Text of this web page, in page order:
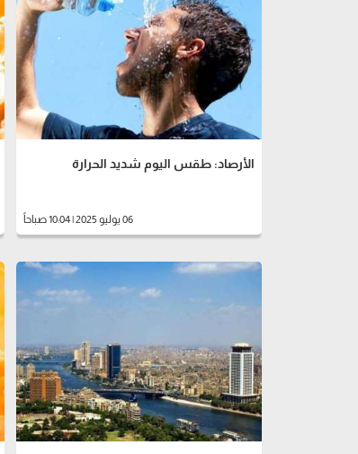
الأرصاد: طقس اليوم شديد الحرارة
06 يوليو 2025 | 10:04 صباحاً